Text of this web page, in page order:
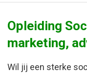
Opleiding
marketing,
Wil jij een sterke